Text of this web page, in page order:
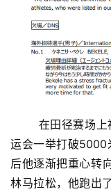
运会一举打破5000
后他逐渐把重心转
林马拉松，他跑出